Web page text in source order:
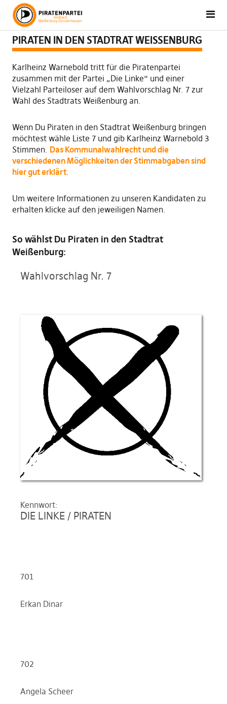
PIRATEN IN DEN STADTRAT WEISSENBURG
Karlheinz Warnebold tritt für die Piratenpartei
zusammen mit der Partei „Die Linke“ und einer
Vielzahl Parteiloser auf dem Wahlvorschlag Nr. 7 zur
Wahl des Stadtrats Weißenburg an.
Wenn Du Piraten in den Stadtrat Weißenburg bringen
möchtest wähle Liste 7 und gib Karlheinz Warnebold 3
Stimmen. Das Kommunalwahlrecht und die
verschiedenen Möglichkeiten der Stimmabgaben sind
hier gut erklärt.
Um weitere Informationen zu unseren Kandidaten zu
erhalten klicke auf den jeweiligen Namen.
So wählst Du Piraten in den Stadtrat
Weißenburg:
Wahlvorschlag Nr. 7
Kennwort:
DIE LINKE / PIRATEN
701
Erkan Dinar
702
Angela Scheer